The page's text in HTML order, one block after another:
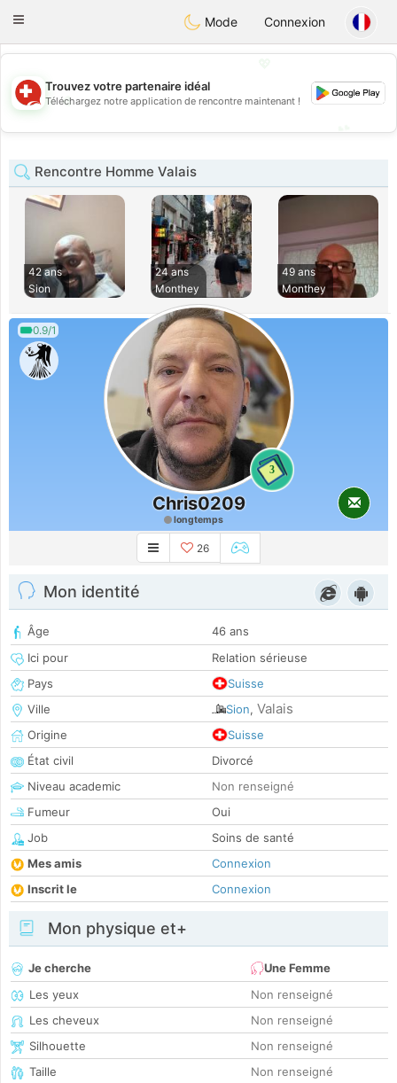
Suissi
Toggle
Mode Connexion
💖
💕
Trouvez votre partenaire idéal
Téléchargez notre application de rencontre maintenant !
Rencontre Homme Valais
42 ans
Sion
24 ans
Monthey
49 ans
Monthey
0.9/1
3
Chris0209
longtemps
26
Mon identité
Âge
46 ans
Ici pour
Relation sérieuse
Pays
Suisse
Ville
Sion, Valais
Origine
Suisse
État civil
Divorcé
Niveau academic
Non renseigné
Fumeur
Oui
Job
Soins de santé
Mes amis
Connexion
Inscrit le
Connexion
Mon physique et+
Je cherche
Une Femme
Les yeux
Non renseigné
Les cheveux
Non renseigné
Silhouette
Non renseigné
Taille
Non renseigné